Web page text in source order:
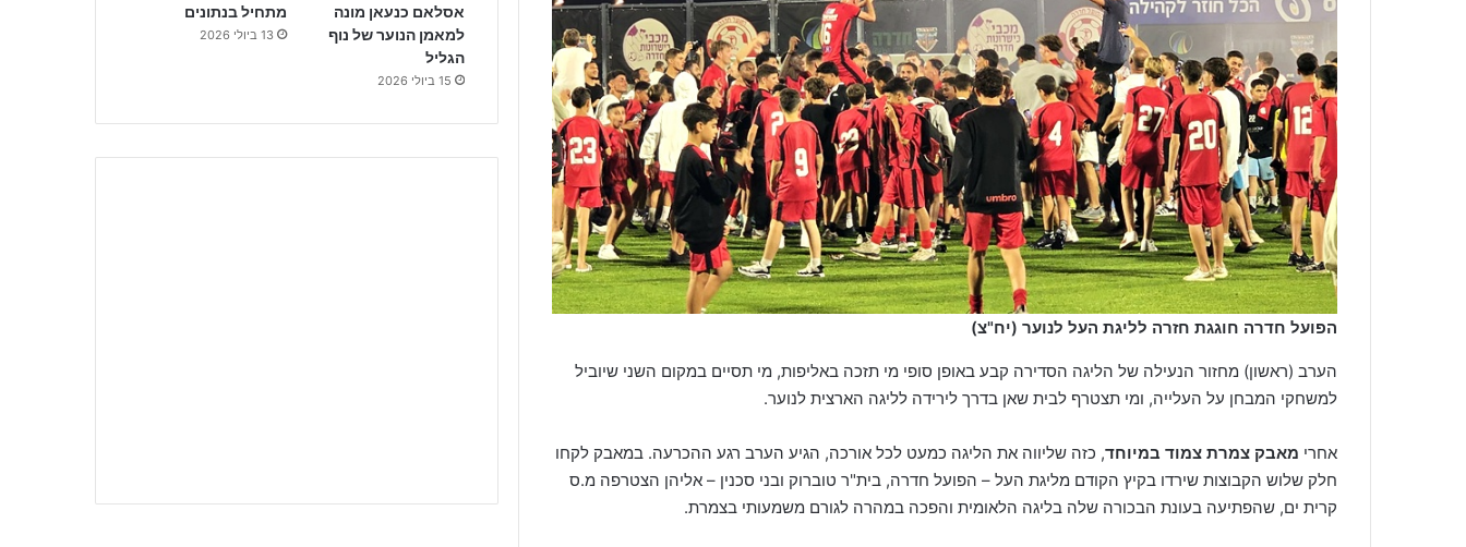
הפועל חדרה חוגגת חזרה לליגת העל לנוער (יח"צ)
הערב (ראשון) מחזור הנעילה של הליגה הסדירה קבע באופן סופי מי תזכה באליפות, מי תסיים במקום השני שיוביל
למשחקי המבחן על העלייה, ומי תצטרף לבית שאן בדרך לירידה לליגה הארצית לנוער.
אחרי מאבק צמרת צמוד במיוחד, כזה שליווה את הליגה כמעט לכל אורכה, הגיע הערב רגע ההכרעה. במאבק לקחו
חלק שלוש הקבוצות שירדו בקיץ הקודם מליגת העל – הפועל חדרה, בית"ר טוברוק ובני סכנין – אליהן הצטרפה מ.ס
קרית ים, שהפתיעה בעונת הבכורה שלה בליגה הלאומית והפכה במהרה לגורם משמעותי בצמרת.
אסלאם כנעאן מונה
למאמן הנוער של נוף
הגליל
15 ביולי 2026
מתחיל בנתונים
13 ביולי 2026